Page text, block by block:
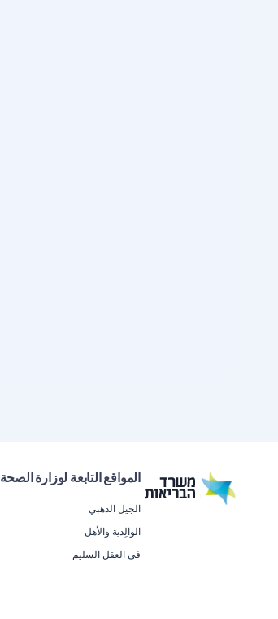
المواقع التابعة لوزارة الصحة
الجيل الذهبي
الوالِدية والأهل
في العقل السليم